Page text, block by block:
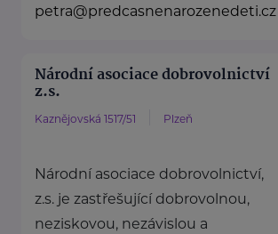
petra@predcasnenarozenedeti.cz
Národní asociace dobrovolnictví
z.s.
Kaznějovská 1517/51 Plzeň
Národní asociace dobrovolnictví,
z.s. je zastřešující dobrovolnou,
neziskovou, nezávislou a